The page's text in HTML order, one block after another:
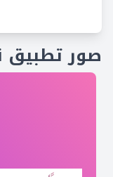
صور تطبيق Gemini